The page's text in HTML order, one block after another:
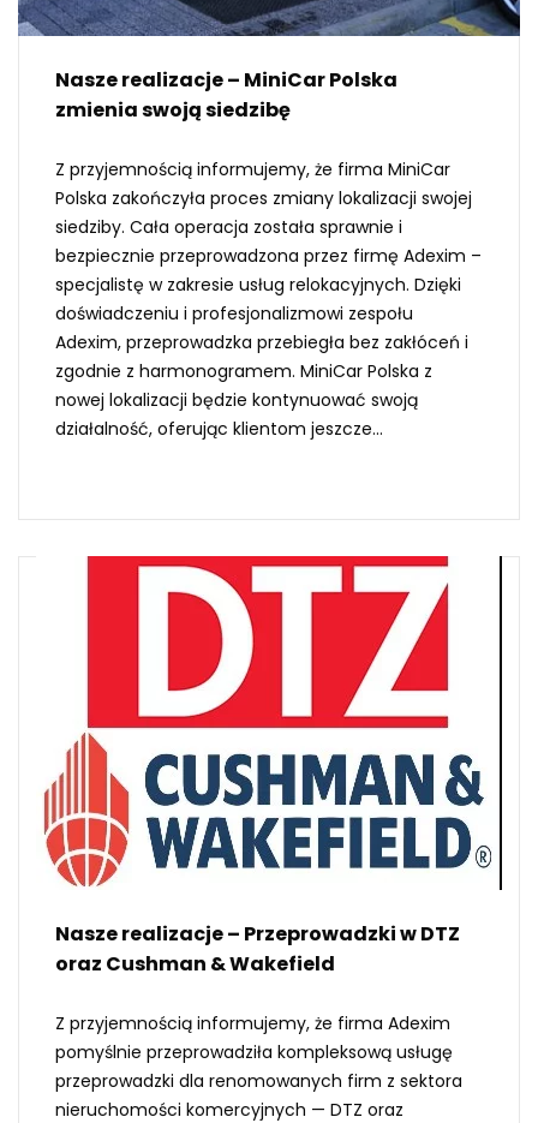
Nasze realizacje – MiniCar Polska
zmienia swoją siedzibę
Z przyjemnością informujemy, że firma MiniCar
Polska zakończyła proces zmiany lokalizacji swojej
siedziby. Cała operacja została sprawnie i
bezpiecznie przeprowadzona przez firmę Adexim –
specjalistę w zakresie usług relokacyjnych. Dzięki
doświadczeniu i profesjonalizmowi zespołu
Adexim, przeprowadzka przebiegła bez zakłóceń i
zgodnie z harmonogramem. MiniCar Polska z
nowej lokalizacji będzie kontynuować swoją
działalność, oferując klientom jeszcze...
Nasze realizacje – Przeprowadzki w DTZ
oraz Cushman & Wakefield
Z przyjemnością informujemy, że firma Adexim
pomyślnie przeprowadziła kompleksową usługę
przeprowadzki dla renomowanych firm z sektora
nieruchomości komercyjnych — DTZ oraz